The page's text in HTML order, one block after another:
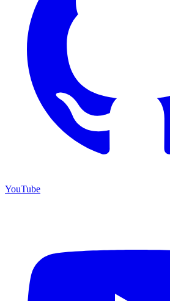
YouTube